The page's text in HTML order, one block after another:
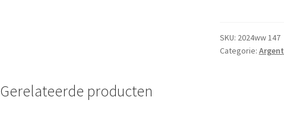
UNC
aantal
SKU: 2024ww 147
Categorie:
Gerelateerde producten